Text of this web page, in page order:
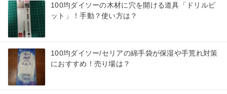
100均ダイソーの木材に穴を開ける道具「ドリルビ
ット」！手動？使い方は？
100均ダイソー/セリアの綿手袋が保湿や手荒れ対策
におすすめ！売り場は？